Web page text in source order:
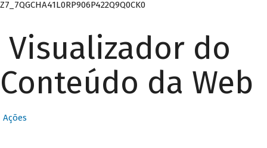
Z7_7QGCHA41L0RP906P422Q9Q0CK0
Visualizador do
Conteúdo da Web
Ações